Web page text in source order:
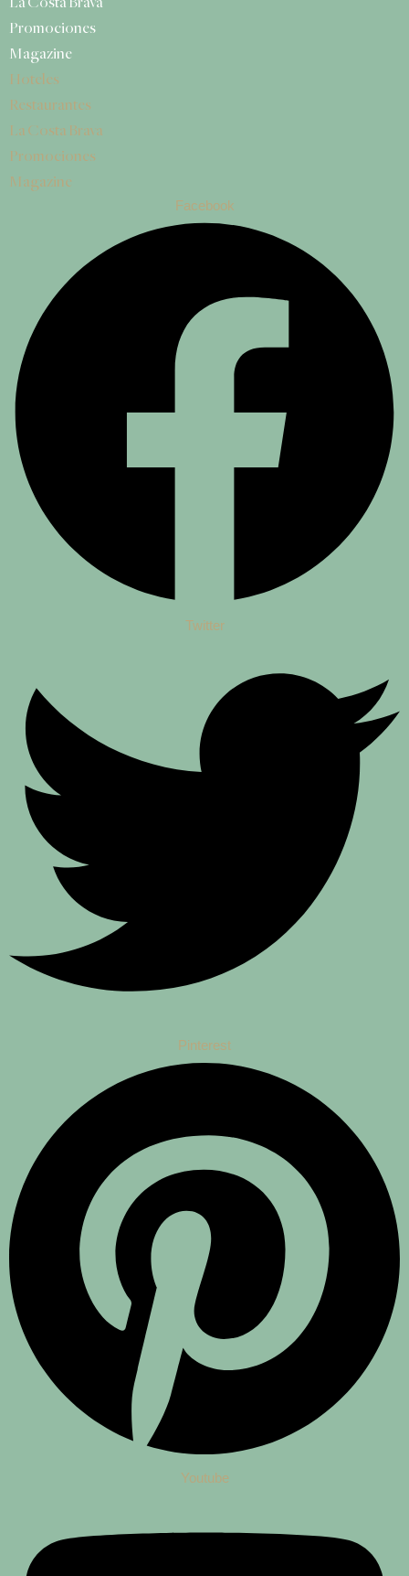
Promociones
Magazine
Hoteles
Restaurantes
La Costa Brava
Promociones
Magazine
Facebook
Twitter
Pinterest
Youtube